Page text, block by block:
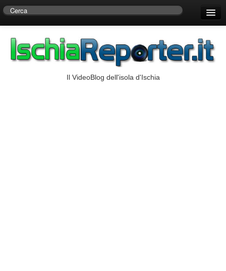
Centro di Ricerche Storiche D’Ambra
Il VideoBlog dell'isola d'Ischia